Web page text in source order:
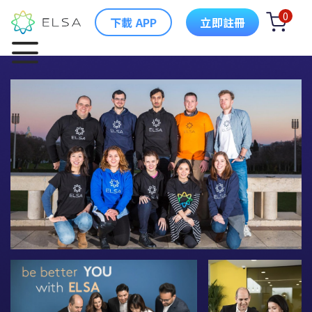
下載 APP 立即註冊 0
ELSA 簡介